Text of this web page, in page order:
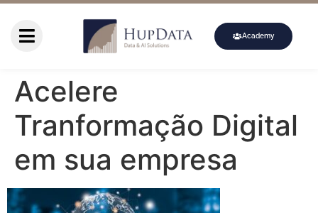
Academy
Acelere
Tranformação Digital
em sua empresa